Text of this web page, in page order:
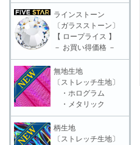
ラインストーン
〔ガラスストーン〕
【 ロープライス 】
－ お買い得価格 －
無地生地
〔ストレッチ生地〕
・ホログラム
・メタリック
柄生地
〔ストレッチ生地〕